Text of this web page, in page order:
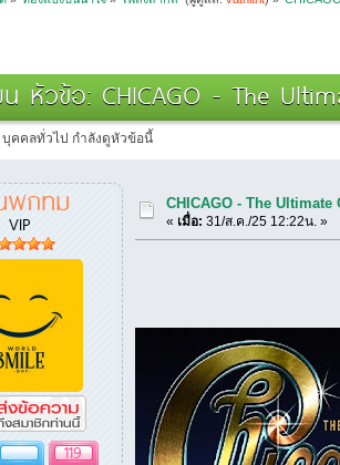
หัวข้อ: CHICAGO - The
บุคคลทั่วไป กำลังดูหัวข้อนี้
พกทม
VIP
119
CHICAGO - The Ultimate
« เมื่อ: 31/ส.ค./25 12:22น. »